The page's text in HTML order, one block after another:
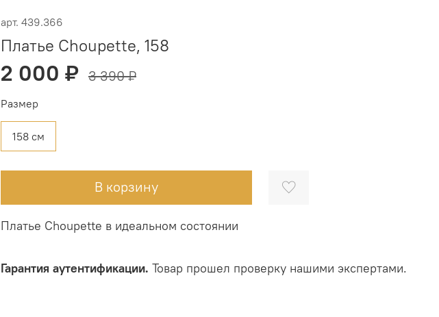
арт. 439.366
Платье Choupette, 158
2 000 ₽ 3 390 ₽
В корзину
Размер
158 см
Платье Choupette в идеальном состоянии
Гарантия аутентификации. Товар прошел проверку нашими экспертами.